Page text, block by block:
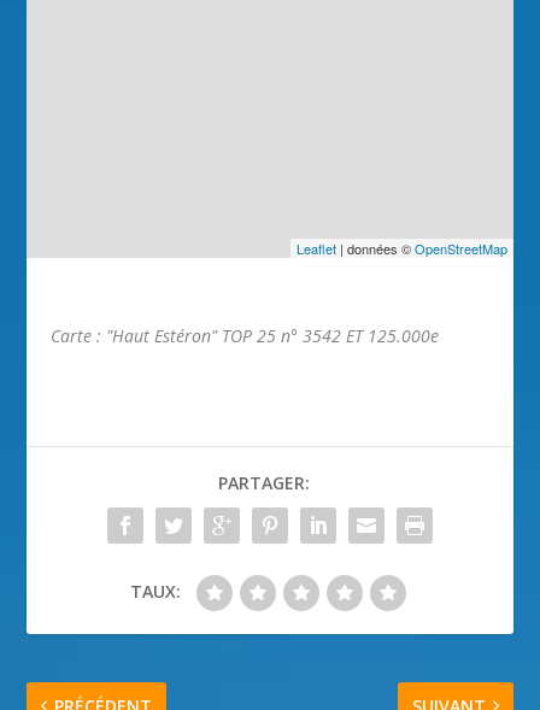
Leaflet| données ©OpenStreetMap
Carte : "Haut Estéron" TOP 25 n° 3542 ET 125.000e
PARTAGER:
TAUX: